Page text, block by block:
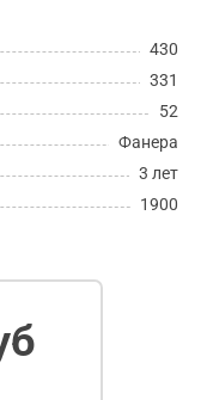
430
331
52
Фанера
3 лет
1900